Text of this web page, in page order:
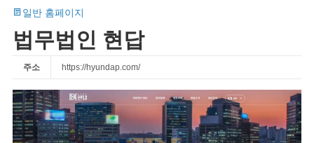
일반 홈페이지
법무법인 현답
주소 https://hyundap.com/